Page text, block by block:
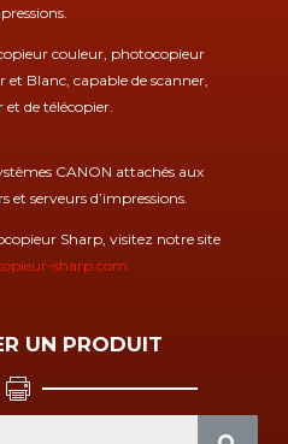
couleur, photocopieur
Blanc, capable de scanner,
de télécopier.
CANON attachés aux
et serveurs d’impressions.
Sharp, visitez notre site
sharp.com
UN PRODUIT